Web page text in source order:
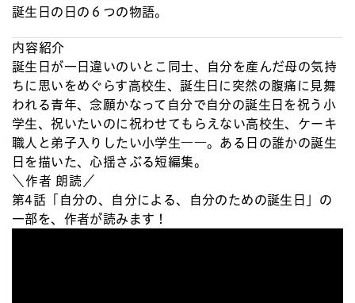
誕生日の日の６つの物語。
内容紹介
誕生日が一日違いのいとこ同士、自分を産んだ母の気持
ちに思いをめぐらす高校生、誕生日に突然の腹痛に見舞
われる青年、念願かなって自分で自分の誕生日を祝う小
学生、祝いたいのに祝わせてもらえない高校生、ケーキ
職人と弟子入りしたい小学生――。ある日の誰かの誕生
日を描いた、心揺さぶる短編集。
＼作者 朗読／
第4話「自分の、自分による、自分のための誕生日」の
一部を、作者が読みます！